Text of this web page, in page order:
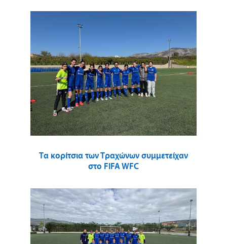
Τα κορίτσια των Τραχώνων συμμετείχαν
στο FIFA WFC